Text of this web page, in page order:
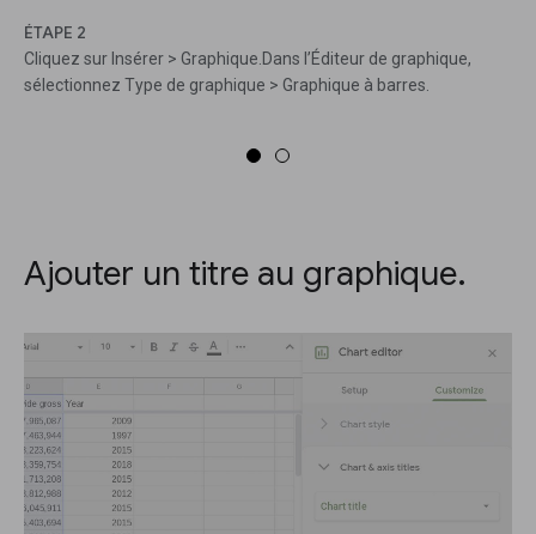
ÉTAPE 2
Cliquez sur Insérer > Graphique.Dans l’Éditeur de graphique,
sélectionnez Type de graphique > Graphique à barres.
Ajouter un titre au graphique.